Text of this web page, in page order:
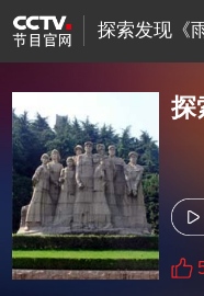
探索发现《
探